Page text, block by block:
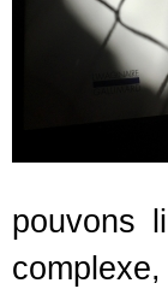
pouvons